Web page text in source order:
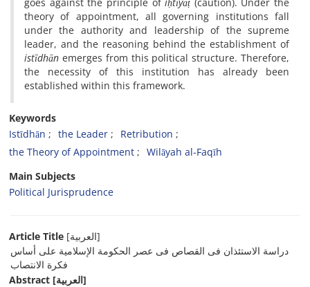
theory of appointment, all governing institutions fall
under the authority and leadership of the supreme
leader, and the reasoning behind the establishment of
istīdhān emerges from this political structure. Therefore,
the necessity of this institution has already been
established within this framework.
Keywords
Istīdhān
the Leader
Retribution
the Theory of Appointment
Wilāyah al-Faqīh
Main Subjects
Political Jurisprudence
Article Title
[العربیة]
دراسة الاستئذان فی القصاص فی عصر الحکومة الإسلامیة على أساس
فکرة الانتصاب
Abstract
[العربیة]